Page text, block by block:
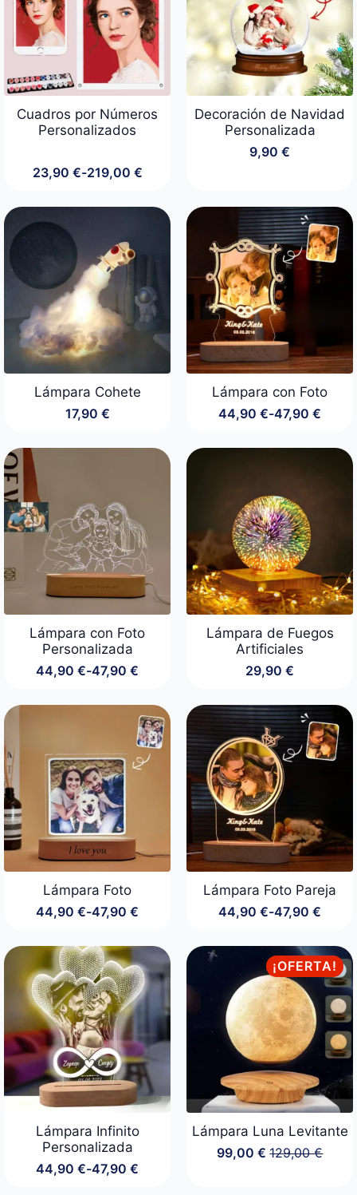
Cuadros por Números
Personalizados
23,90 €-219,00 €
Rango
precios:
23,90 €
hasta
219,00 €
Decoración de Navidad
Personalizada
9,90 €
Lámpara Cohete
17,90 €
Lámpara con Foto
44,90 €-47,90 €
Rango
precios:
hasta
47,90 €
Lámpara con Foto
Personalizada
44,90 €-47,90 €
Rango
precios:
hasta
47,90 €
Lámpara de Fuegos
Artificiales
29,90 €
Lámpara Foto
44,90 €-47,90 €
Rango
precios:
desde
44,90 €
hasta
47,90 €
Lámpara Foto Pareja
44,90 €-47,90 €
Rango
precios:
desde
44,90 €
hasta
47,90 €
Lámpara Infinito
Personalizada
44,90 €-47,90 €
Rango
¡OFERTA!
Lámpara Luna Levitante
129,00€
El
99,00 € El